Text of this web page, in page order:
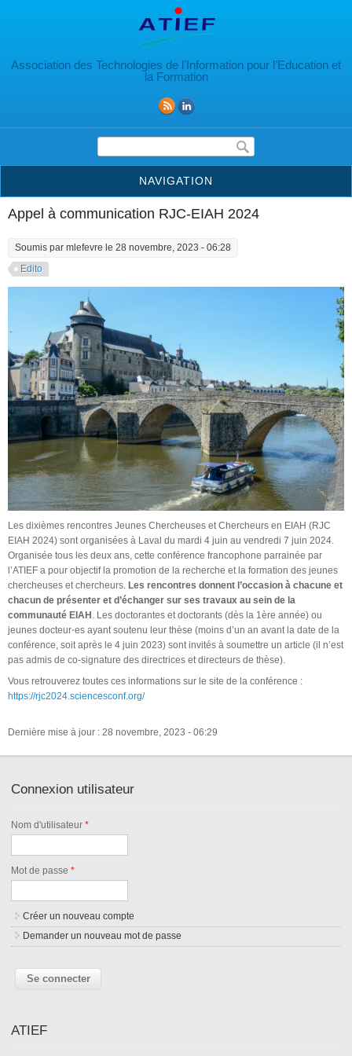
Association des Technologies de l’Information pour l’Education et
la Formation
Formulaire de recherche
NAVIGATION
Appel à communication RJC-EIAH 2024
Soumis par mlefevre le 28 novembre, 2023 - 06:28
Edito
Les dixièmes rencontres Jeunes Chercheuses et Chercheurs en EIAH (RJC
EIAH 2024) sont organisées à Laval du mardi 4 juin au vendredi 7 juin 2024.
Organisée tous les deux ans, cette conférence francophone parrainée par
l’ATIEF a pour objectif la promotion de la recherche et la formation des jeunes
chercheuses et chercheurs. Les rencontres donnent l’occasion à chacune et
chacun de présenter et d’échanger sur ses travaux au sein de la
communauté EIAH . Les doctorantes et doctorants (dès la 1ère année) ou
jeunes docteur⋅es ayant soutenu leur thèse (moins d’un an avant la date de la
conférence, soit après le 4 juin 2023) sont invités à soumettre un article (il n’est
pas admis de co-signature des directrices et directeurs de thèse).
Vous retrouverez toutes ces informations sur le site de la conférence :
https://rjc2024.sciencesconf.org/
Dernière mise à jour : 28 novembre, 2023 - 06:29
Connexion utilisateur
Nom d'utilisateur*
Mot de passe*
Créer un nouveau compte
Demander un nouveau mot de passe
ATIEF